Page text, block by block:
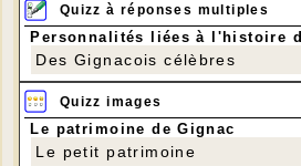
Quizz à réponses multiples
Personnalités liées à l'histoire
Des Gignacois célèbres
Quizz images
Le patrimoine de Gignac
Le petit patrimoine